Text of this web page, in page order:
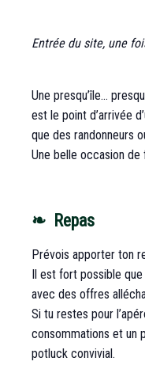
Entrée du site, une
Une presqu’île…
est le point d’arrivée
que des randonneurs
Une belle occasion de
❧ Repas
Prévois apporter ton
Il est fort possible
avec des offres
Si tu restes pour
consommations et un
potluck convivial.